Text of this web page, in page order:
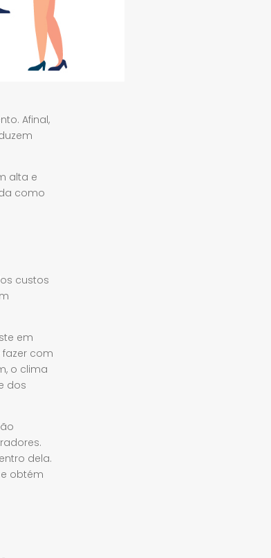
Afinal,
alta e
como
custos
em
com
o clima
dos
dela.
obtém